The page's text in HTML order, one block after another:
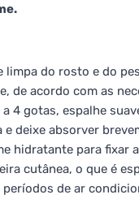
limpa do rosto e do
de acordo com as
a 4 gotas, espalhe
deixe absorver
hidratante para fixar
cutânea, o que é
de ar